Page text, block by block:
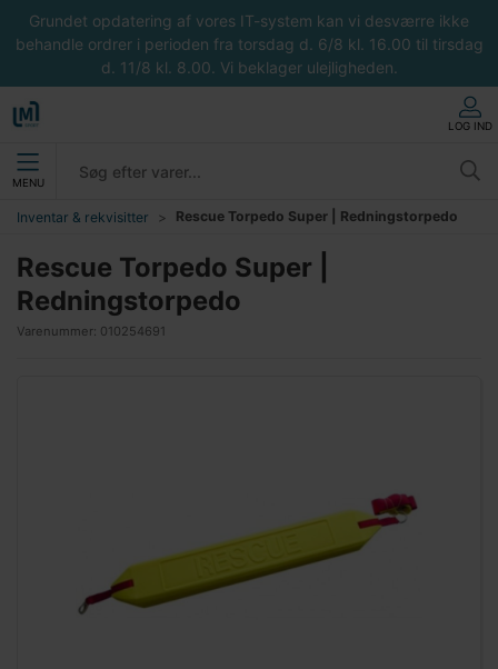
Grundet opdatering af vores IT-system kan vi desværre ikke
behandle ordrer i perioden fra torsdag d. 6/8 kl. 16.00 til tirsdag
d. 11/8 kl. 8.00. Vi beklager ulejligheden.
LOG IND
MENU
Inventar & rekvisitter Rescue Torpedo Super | Redningstorpedo
Rescue Torpedo Super |
Redningstorpedo
Varenummer: 010254691